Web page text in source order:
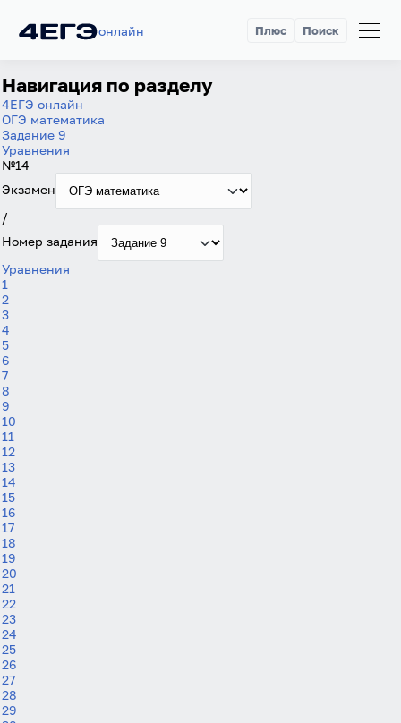
онлайн Плюс Поиск
Навигация по разделу
4ЕГЭ онлайн
ОГЭ математика
Задание 9
Уравнения
№14
Экзамен
/
Номер задания
Уравнения
1
2
3
4
5
6
7
8
9
10
11
12
13
14
15
16
17
18
19
20
21
22
23
24
25
26
27
28
29